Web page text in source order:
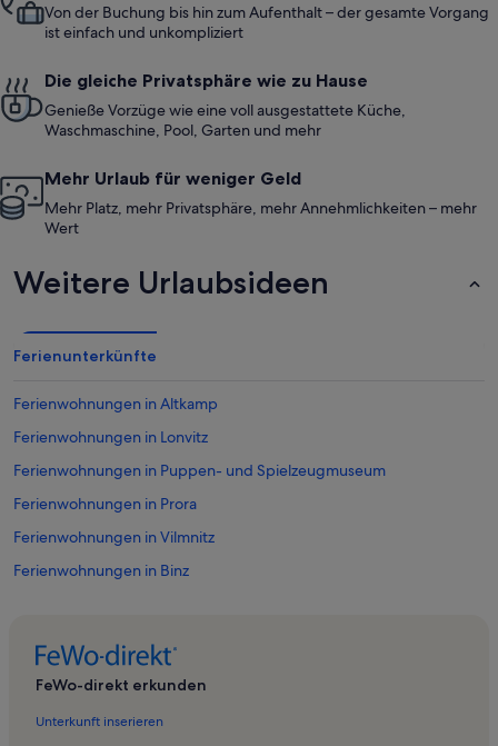
Von der Buchung bis hin zum Aufenthalt – der gesamte Vorgang
ist einfach und unkompliziert
Die gleiche Privatsphäre wie zu Hause
Genieße Vorzüge wie eine voll ausgestattete Küche,
Waschmaschine, Pool, Garten und mehr
Mehr Urlaub für weniger Geld
Mehr Platz, mehr Privatsphäre, mehr Annehmlichkeiten – mehr
Wert
Weitere Urlaubsideen
Ferienunterkünfte
Ferienwohnungen in Altkamp
Ferienwohnungen in Lonvitz
Ferienwohnungen in Puppen- und Spielzeugmuseum
Ferienwohnungen in Prora
Ferienwohnungen in Vilmnitz
Ferienwohnungen in Binz
Ferienwohnungen in Insel Vilm
FeWo-direkt erkunden
Unterkunft inserieren